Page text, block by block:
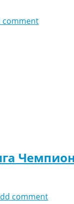
comment
comment